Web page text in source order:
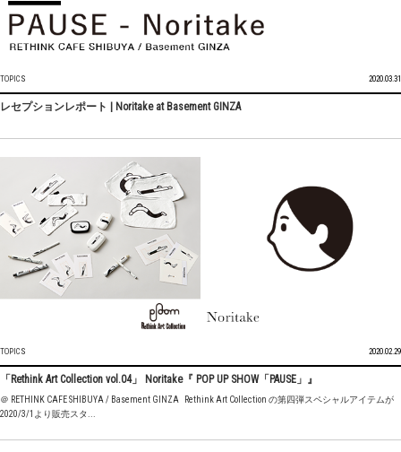
TOPICS 2020.03.31
レセプションレポート | Noritake at Basement GINZA
TOPICS 2020.02.29
「Rethink Art Collection vol.04」 Noritake『 POP UP SHOW「PAUSE」』
＠ RETHINK CAFE SHIBUYA / Basement GINZA Rethink Art Collection の第四弾スペシャルアイテムが
2020/3/1より販売スタ...